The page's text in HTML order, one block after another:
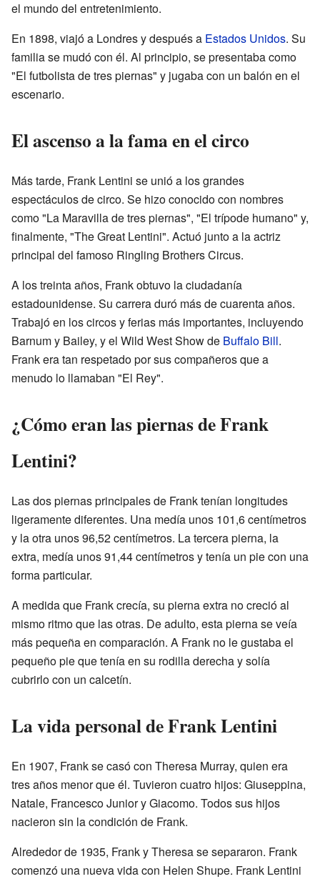
el mundo del entretenimiento.
En 1898, viajó a Londres y después a Estados Unidos. Su
familia se mudó con él. Al principio, se presentaba como
"El futbolista de tres piernas" y jugaba con un balón en el
escenario.
El ascenso a la fama en el circo
Más tarde, Frank Lentini se unió a los grandes
espectáculos de circo. Se hizo conocido con nombres
como "La Maravilla de tres piernas", "El trípode humano" y,
finalmente, "The Great Lentini". Actuó junto a la actriz
principal del famoso Ringling Brothers Circus.
A los treinta años, Frank obtuvo la ciudadanía
estadounidense. Su carrera duró más de cuarenta años.
Trabajó en los circos y ferias más importantes, incluyendo
Barnum y Bailey, y el Wild West Show de Buffalo Bill.
Frank era tan respetado por sus compañeros que a
menudo lo llamaban "El Rey".
¿Cómo eran las piernas de Frank
Lentini?
Las dos piernas principales de Frank tenían longitudes
ligeramente diferentes. Una medía unos 101,6 centímetros
y la otra unos 96,52 centímetros. La tercera pierna, la
extra, medía unos 91,44 centímetros y tenía un pie con una
forma particular.
A medida que Frank crecía, su pierna extra no creció al
mismo ritmo que las otras. De adulto, esta pierna se veía
más pequeña en comparación. A Frank no le gustaba el
pequeño pie que tenía en su rodilla derecha y solía
cubrirlo con un calcetín.
La vida personal de Frank Lentini
En 1907, Frank se casó con Theresa Murray, quien era
tres años menor que él. Tuvieron cuatro hijos: Giuseppina,
Natale, Francesco Junior y Giacomo. Todos sus hijos
nacieron sin la condición de Frank.
Alrededor de 1935, Frank y Theresa se separaron. Frank
comenzó una nueva vida con Helen Shupe. Frank Lentini